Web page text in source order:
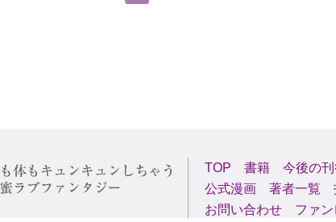
TOP 書籍 今後の
公式漫画
著者一覧
お問い合わせ
ファ